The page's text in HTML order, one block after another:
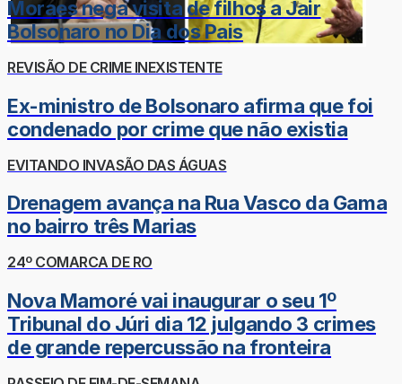
Moraes nega visita de filhos a Jair
Bolsonaro no Dia dos Pais
REVISÃO DE CRIME INEXISTENTE
Ex-ministro de Bolsonaro afirma que foi
condenado por crime que não existia
EVITANDO INVASÃO DAS ÁGUAS
Drenagem avança na Rua Vasco da Gama
no bairro três Marias
24º COMARCA DE RO
Nova Mamoré vai inaugurar o seu 1º
Tribunal do Júri dia 12 julgando 3 crimes
de grande repercussão na fronteira